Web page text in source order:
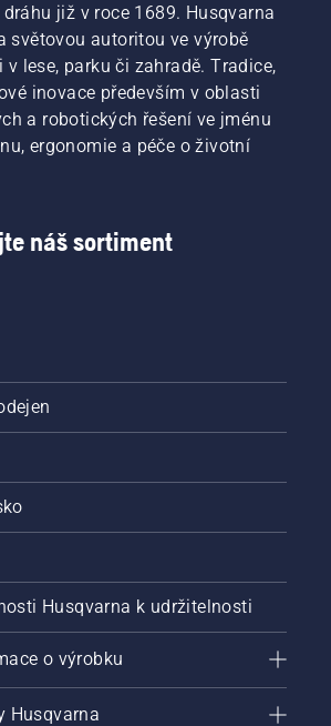
již v roce 1689. Husqvarna
světovou autoritou ve výrobě
lese, parku či zahradě. Tradice,
inovace především v oblasti
a robotických řešení ve jménu
ergonomie a péče o životní
náš sortiment
Husqvarna k udržitelnosti
o výrobku
Husqvarna